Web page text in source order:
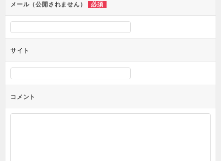
メール（公開されません） 必須
サイト
コメント